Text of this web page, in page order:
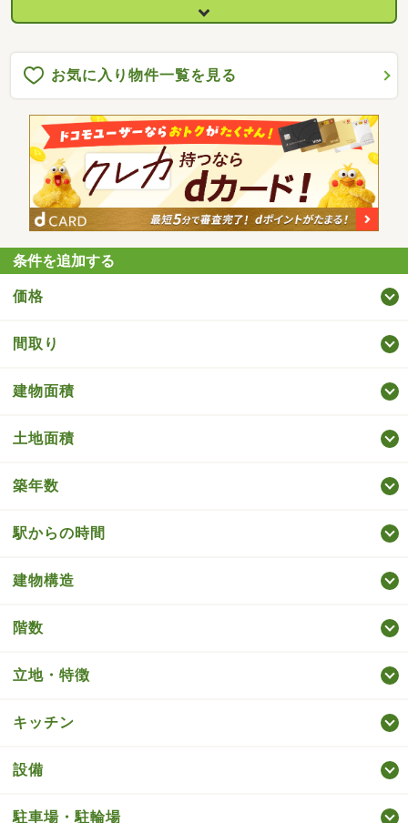
お気に入り物件一覧を見る
条件を追加する
価格
間取り
建物面積
土地面積
築年数
駅からの時間
建物構造
階数
立地・特徴
キッチン
設備
駐車場・駐輪場